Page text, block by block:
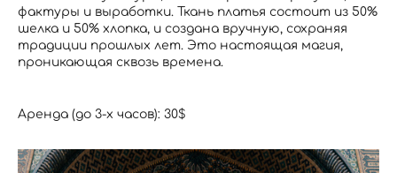
фактуры и выработки. Ткань платья состоит из 50%
шелка и 50% хлопка, и создана вручную, сохраняя
традиции прошлых лет. Это настоящая магия,
проникающая сквозь времена.
Аренда (до 3-х часов): 30$